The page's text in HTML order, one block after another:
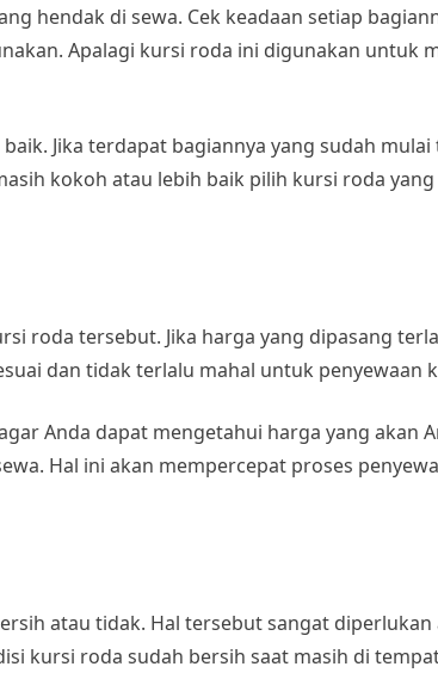
hendak di sewa. Cek keadaan setiap
Apalagi kursi roda ini digunakan untuk
Jika terdapat bagiannya yang sudah mulai
kokoh atau lebih baik pilih kursi roda
roda tersebut. Jika harga yang dipasang
dan tidak terlalu mahal untuk penyewaan
Anda dapat mengetahui harga yang akan
Hal ini akan mempercepat proses
atau tidak. Hal tersebut sangat diperlukan
kursi roda sudah bersih saat masih di